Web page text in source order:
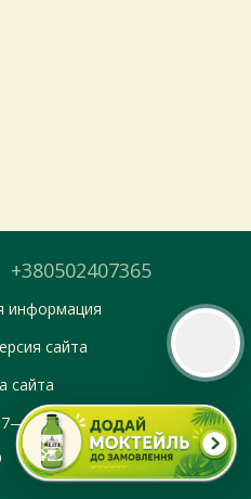
+380502407365
информация
сайта
сайта
Рус
до оформлення
під час оформлення.